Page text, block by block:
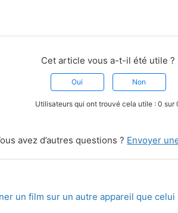
Cet article vous a-t-il été utile ?
Oui Non
Utilisateurs qui ont trouvé cela utile : 0 sur
avez d’autres questions ? Envoyer
un film sur un autre appareil que celui